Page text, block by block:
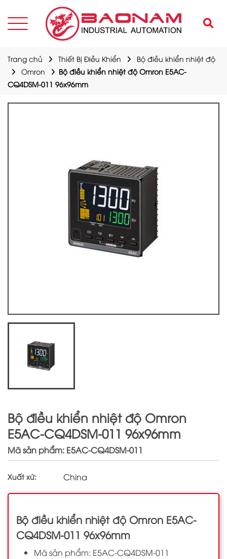
Trang chủ Thiết Bị Điều Khiển
Bộ điều khiển nhiệt độ
Omron
Bộ điều khiển nhiệt độ Omron E5AC-
CQ4DSM-011 96x96mm
Bộ điều khiển nhiệt độ Omron
E5AC-CQ4DSM-011 96x96mm
Mã sản phẩm: E5AC-CQ4DSM-011
Xuất xứ: China
Bộ điều khiển nhiệt độ Omron E5AC-
CQ4DSM-011 96x96mm
Mã sản phẩm: E5AC-CQ4DSM-011